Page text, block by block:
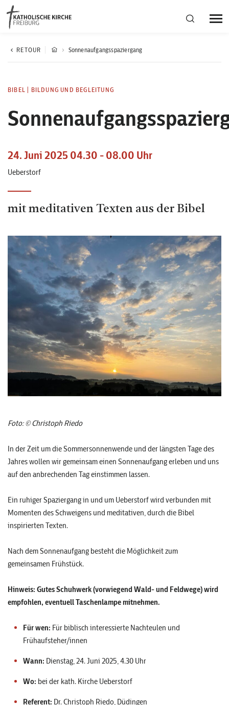
Bistumsregion Deutschfreiburg
Kirchliches Leben
RETOUR Sonnenaufgangsspaziergang
BIBEL BILDUNG UND BEGLEITUNG
24. Juni 2025 04.30 - 08.00 Uhr
Ueberstorf
mit meditativen Texten aus der Bibel
Foto: © Christoph Riedo
In der Zeit um die Sommersonnenwende und der längsten Tage des
Jahres wollen wir gemeinsam einen Sonnenaufgang erleben und uns
auf den anbrechenden Tag einstimmen lassen.
Ein ruhiger Spaziergang in und um Ueberstorf wird verbunden mit
Momenten des Schweigens und meditativen, durch die Bibel
inspirierten Texten.
Nach dem Sonnenaufgang besteht die Möglichkeit zum
gemeinsamen Frühstück.
Hinweis: Gutes Schuhwerk (vorwiegend Wald- und Feldwege) wird
empfohlen, eventuell Taschenlampe mitnehmen.
Für wen: Für biblisch interessierte Nachteulen und
Frühaufsteher/innen
Wann: Dienstag, 24. Juni 2025, 4.30 Uhr
Wo: bei der kath. Kirche Ueberstorf
Referent: Dr. Christoph Riedo, Düdingen